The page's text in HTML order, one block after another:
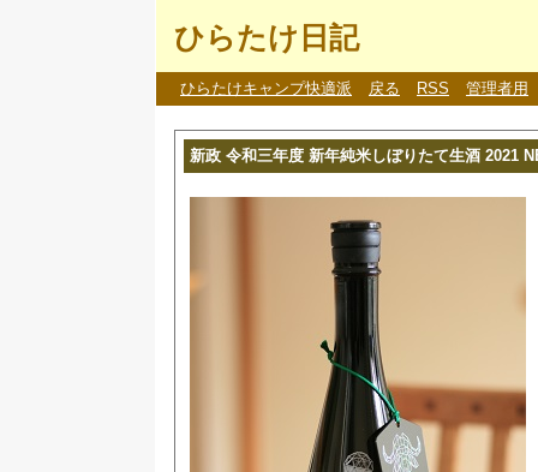
ひらたけ日記
ひらたけキャンプ快適派 戻る RSS 管理者用
新政 令和三年度 新年純米しぼりたて生酒 2021